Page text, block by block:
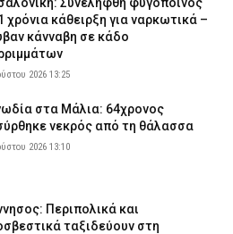
01:56
ενδοοικογενειακή βία –
κλείδωσε σε σπίτι
Συνελήφθη φυγόποινος
χρόνια κάθειρξη για ναρκωτικά –
κάνναβη σε κάδο
2026 13:25
στα Μάλια: 64χρονος
νεκρός από τη θάλασσα
2026 13:10
Περιπολικά και
ταξιδεύουν στη